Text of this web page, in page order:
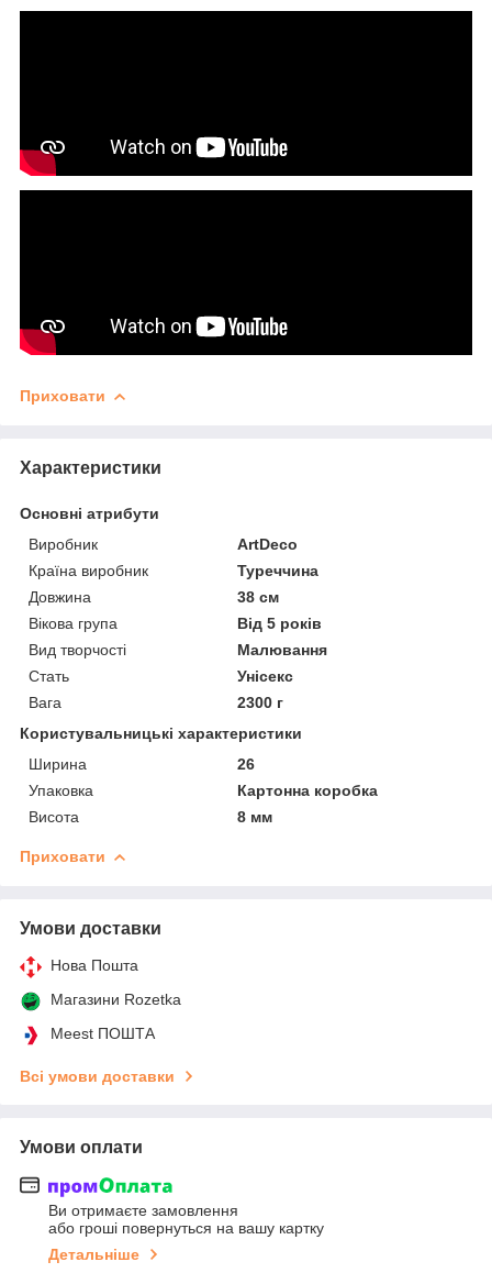
Приховати
Характеристики
Основні атрибути
Виробник
ArtDeco
Країна виробник
Туреччина
Довжина
38 см
Вікова група
Від 5 років
Вид творчості
Малювання
Стать
Унісекс
Вага
2300 г
Користувальницькі характеристики
Ширина
26
Упаковка
Картонна коробка
Висота
8 мм
Приховати
Умови доставки
Нова Пошта
Магазини Rozetka
Meest ПОШТА
Всі умови доставки
Умови оплати
Ви отримаєте замовлення
або гроші повернуться на вашу картку
Детальніше